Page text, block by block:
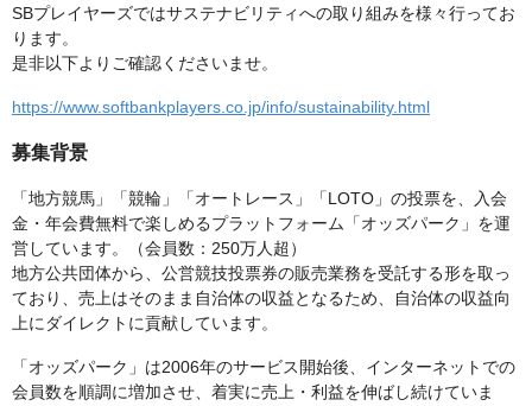
SBプレイヤーズではサステナビリティへの取り組みを様々行ってお
ります。
是非以下よりご確認くださいませ。
https://www.softbankplayers.co.jp/info/sustainability.html
募集背景
「地方競馬」「競輪」「オートレース」「LOTO」の投票を、入会
金・年会費無料で楽しめるプラットフォーム「オッズパーク」を運
営しています。（会員数：250万人超）
地方公共団体から、公営競技投票券の販売業務を受託する形を取っ
ており、売上はそのまま自治体の収益となるため、自治体の収益向
上にダイレクトに貢献しています。
「オッズパーク」は2006年のサービス開始後、インターネットでの
会員数を順調に増加させ、着実に売上・利益を伸ばし続けていま